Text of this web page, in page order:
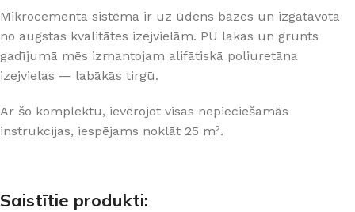
Mikrocementa sistēma ir uz ūdens bāzes un izgatavota
no augstas kvalitātes izejvielām. PU lakas un grunts
gadījumā mēs izmantojam alifātiskā poliuretāna
izejvielas — labākās tirgū.
Ar šo komplektu, ievērojot visas nepieciešamās
instrukcijas, iespējams noklāt 25 m².
Saistītie produkti: